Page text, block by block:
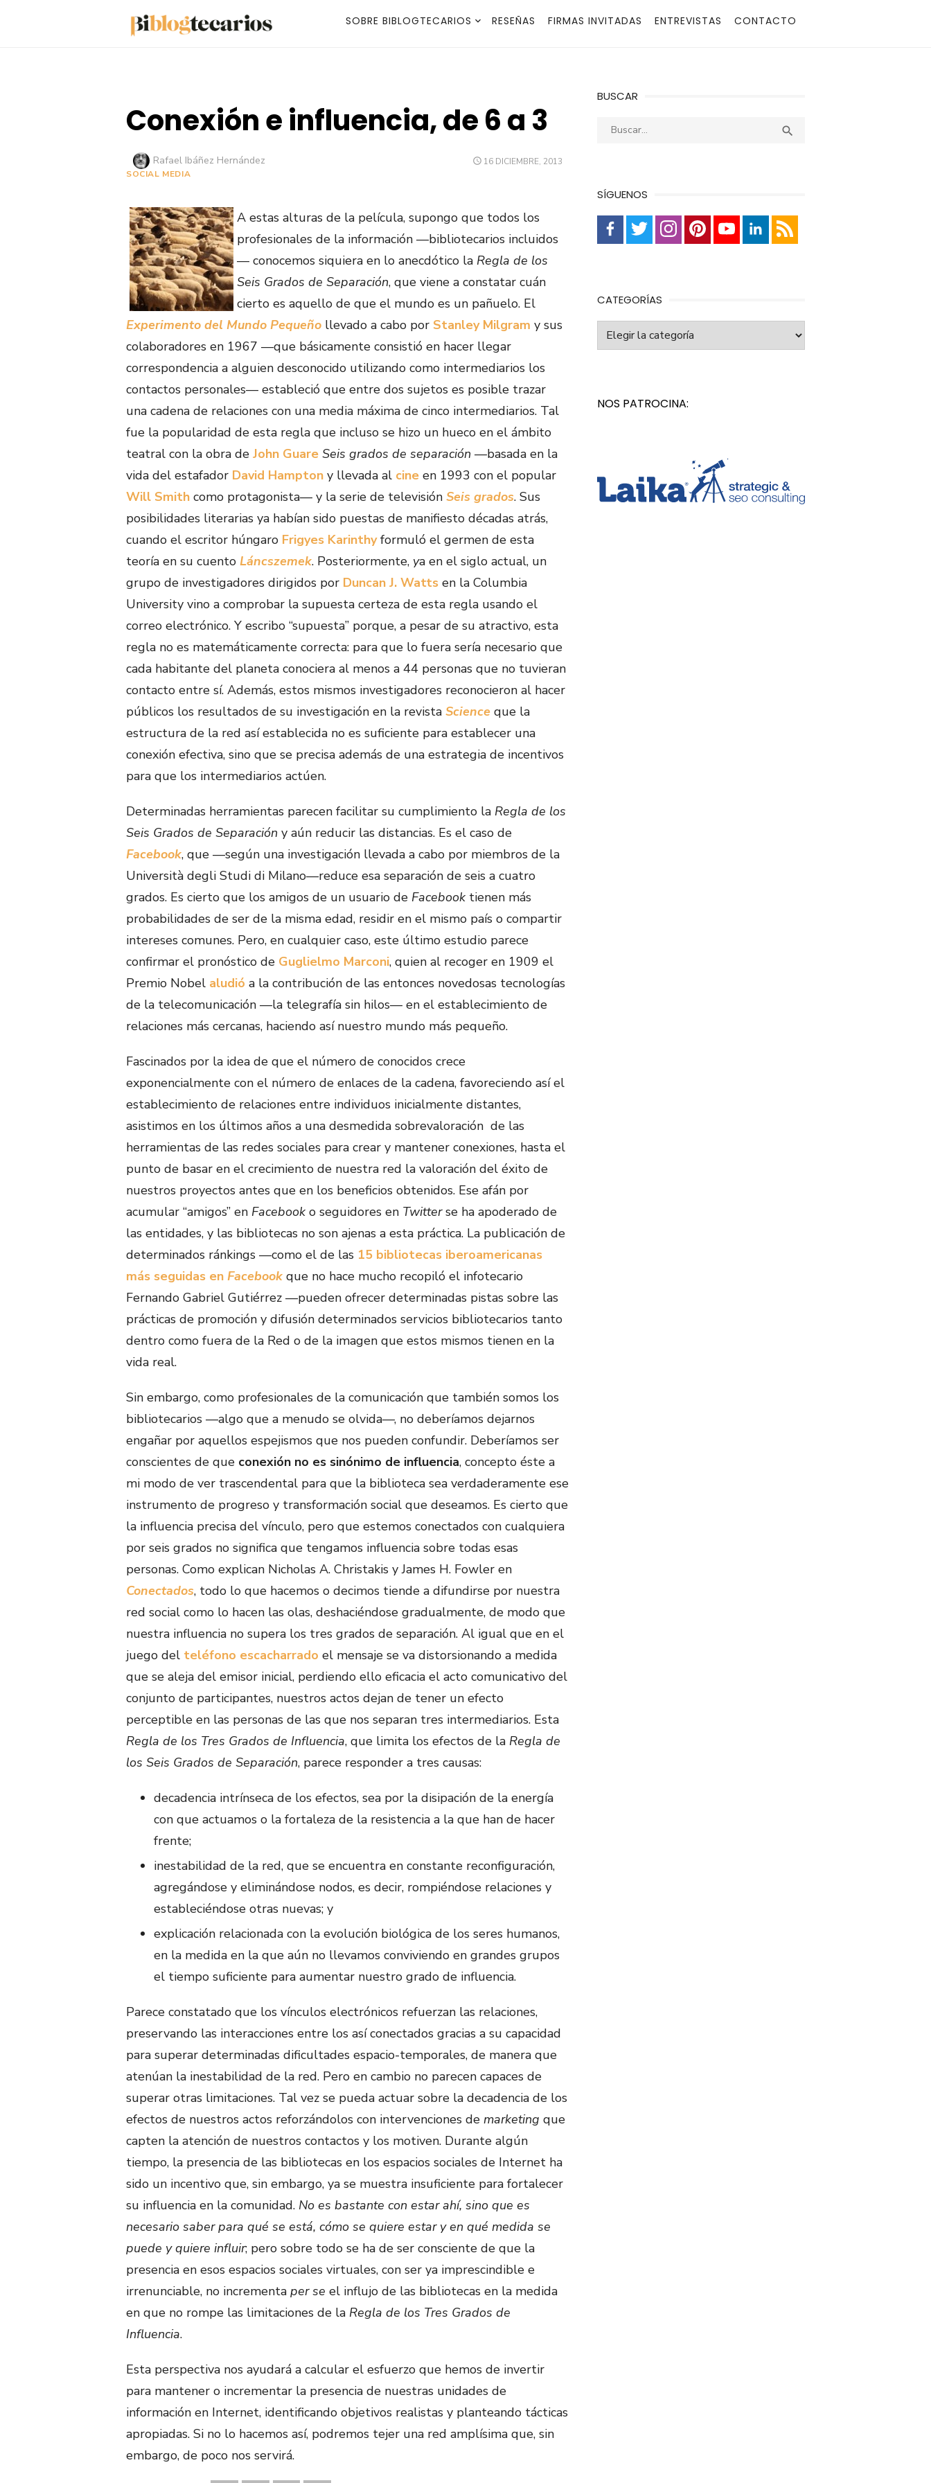
SOBRE BIBLOGTECARIOS RESEÑAS FIRMAS INVITADAS ENTREVISTAS CONTACTO
Conexión e influencia, de 6 a 3
PUBLICADO
16 DICIEMBRE, 2013
Autor
Rafael Ibáñez Hernández
SOCIAL MEDIA
A estas alturas de la película, supongo que todos los
profesionales de la información —bibliotecarios incluidos
— conocemos siquiera en lo anecdótico la Regla de los
Seis Grados de Separación, que viene a constatar cuán
cierto es aquello de que el mundo es un pañuelo. El
Experimento del Mundo Pequeño llevado a cabo por Stanley Milgram y sus
colaboradores en 1967 —que básicamente consistió en hacer llegar
correspondencia a alguien desconocido utilizando como intermediarios los
contactos personales— estableció que entre dos sujetos es posible trazar
una cadena de relaciones con una media máxima de cinco intermediarios. Tal
fue la popularidad de esta regla que incluso se hizo un hueco en el ámbito
teatral con la obra de John Guare Seis grados de separación —basada en la
vida del estafador David Hampton y llevada al cine en 1993 con el popular
Will Smith como protagonista— y la serie de televisión Seis grados. Sus
posibilidades literarias ya habían sido puestas de manifiesto décadas atrás,
cuando el escritor húngaro Frigyes Karinthyformuló el germen de esta
teoría en su cuento Láncszemek. Posteriormente, ya en el siglo actual, un
grupo de investigadores dirigidos por Duncan J. Watts en la Columbia
University vino a comprobar la supuesta certeza de esta regla usando el
correo electrónico. Y escribo “supuesta” porque, a pesar de su atractivo, esta
regla no es matemáticamente correcta: para que lo fuera sería necesario que
cada habitante del planeta conociera al menos a 44 personas que no tuvieran
contacto entre sí. Además, estos mismos investigadores reconocieron al hacer
públicos los resultados de su investigación en la revista Science que la
estructura de la red así establecida no es suficiente para establecer una
conexión efectiva, sino que se precisa además de una estrategia de incentivos
para que los intermediarios actúen.
Determinadas herramientas parecen facilitar su cumplimiento la Regla de los
Seis Grados de Separación y aún reducir las distancias. Es el caso de
Facebook, que —según una investigación llevada a cabo por miembros de la
Università degli Studi di Milano—reduce esa separación de seis a cuatro
grados. Es cierto que los amigos de un usuario de Facebook tienen más
probabilidades de ser de la misma edad, residir en el mismo país o compartir
intereses comunes. Pero, en cualquier caso, este último estudio parece
confirmar el pronóstico de Guglielmo Marconi, quien al recoger en 1909 el
Premio Nobel aludió a la contribución de las entonces novedosas tecnologías
de la telecomunicación —la telegrafía sin hilos— en el establecimiento de
relaciones más cercanas, haciendo así nuestro mundo más pequeño.
Fascinados por la idea de que el número de conocidos crece
exponencialmente con el número de enlaces de la cadena, favoreciendo así el
establecimiento de relaciones entre individuos inicialmente distantes,
asistimos en los últimos años a una desmedida sobrevaloración de las
herramientas de las redes sociales para crear y mantener conexiones, hasta el
punto de basar en el crecimiento de nuestra red la valoración del éxito de
nuestros proyectos antes que en los beneficios obtenidos. Ese afán por
acumular “amigos” en Facebook o seguidores en Twitterse ha apoderado de
las entidades, y las bibliotecas no son ajenas a esta práctica. La publicación de
determinados ránkings —como el de las 15 bibliotecas iberoamericanas
más seguidas en Facebook que no hace mucho recopiló el infotecario
Fernando Gabriel Gutiérrez —pueden ofrecer determinadas pistas sobre las
prácticas de promoción y difusión determinados servicios bibliotecarios tanto
dentro como fuera de la Red o de la imagen que estos mismos tienen en la
vida real.
Sin embargo, como profesionales de la comunicación que también somos los
bibliotecarios —algo que a menudo se olvida—, no deberíamos dejarnos
engañar por aquellos espejismos que nos pueden confundir. Deberíamos ser
conscientes de que conexión no es sinónimo de influencia, concepto éste a
mi modo de ver trascendental para que la biblioteca sea verdaderamente ese
instrumento de progreso y transformación social que deseamos. Es cierto que
la influencia precisa del vínculo, pero que estemos conectados con cualquiera
por seis grados no significa que tengamos influencia sobre todas esas
personas. Como explican Nicholas A. Christakis y James H. Fowler en
Conectados, todo lo que hacemos o decimos tiende a difundirse por nuestra
red social como lo hacen las olas, deshaciéndose gradualmente, de modo que
nuestra influencia no supera los tres grados de separación. Al igual que en el
juego del teléfono escacharrado el mensaje se va distorsionando a medida
que se aleja del emisor inicial, perdiendo ello eficacia el acto comunicativo del
conjunto de participantes, nuestros actos dejan de tener un efecto
perceptible en las personas de las que nos separan tres intermediarios. Esta
Regla de los Tres Grados de Influencia, que limita los efectos de la Regla de
los Seis Grados de Separación, parece responder a tres causas:
decadencia intrínseca de los efectos, sea por la disipación de la energía
con que actuamos o la fortaleza de la resistencia a la que han de hacer
frente;
inestabilidad de la red, que se encuentra en constante reconfiguración,
agregándose y eliminándose nodos, es decir, rompiéndose relaciones y
estableciéndose otras nuevas; y
explicación relacionada con la evolución biológica de los seres humanos,
en la medida en la que aún no llevamos conviviendo en grandes grupos
el tiempo suficiente para aumentar nuestro grado de influencia.
Parece constatado que los vínculos electrónicos refuerzan las relaciones,
preservando las interacciones entre los así conectados gracias a su capacidad
para superar determinadas dificultades espacio-temporales, de manera que
atenúan la inestabilidad de la red. Pero en cambio no parecen capaces de
superar otras limitaciones. Tal vez se pueda actuar sobre la decadencia de los
efectos de nuestros actos reforzándolos con intervenciones de marketing que
capten la atención de nuestros contactos y los motiven. Durante algún
tiempo, la presencia de las bibliotecas en los espacios sociales de Internet ha
sido un incentivo que, sin embargo, ya se muestra insuficiente para fortalecer
su influencia en la comunidad. No es bastante con estar ahí, sino que es
necesario saber para qué se está, cómo se quiere estar y en qué medida se
puede y quiere influir; pero sobre todo se ha de ser consciente de que la
presencia en esos espacios sociales virtuales, con ser ya imprescindible e
irrenunciable, no incrementa per se el influjo de las bibliotecas en la medida
en que no rompe las limitaciones de la Regla de los Tres Grados de
Influencia.
Esta perspectiva nos ayudará a calcular el esfuerzo que hemos de invertir
para mantener o incrementar la presencia de nuestras unidades de
información en Internet, identificando objetivos realistas y planteando tácticas
apropiadas. Si no lo hacemos así, podremos tejer una red amplísima que, sin
embargo, de poco nos servirá.
BUSCAR
Buscar: 
SÍGUENOS
CATEGORÍAS
NOS PATROCINA: